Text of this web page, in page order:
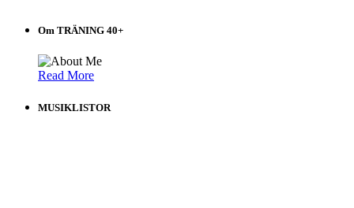
Om TRÄNING 40+
Read More
MUSIKLISTOR